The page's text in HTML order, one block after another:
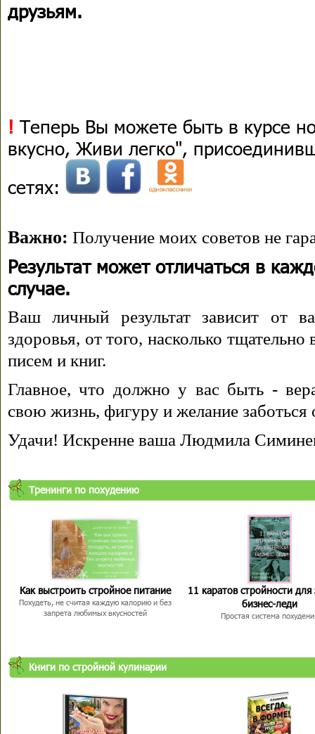
друзьям.
! Теперь Вы можете быть в курсе
вкусно, Живи легко",
сетях:
Важно: Получение моих советов не
Результат может отличаться в
случае.
Ваш личный результат зависит от
здоровья, от того, насколько
писем и книг.
Главное, что должно у вас быть -
свою жизнь, фигуру и желание заботься
Удачи! Искренне ваша Людмила
Тренинги по похудению
Как выстроить стройное питание
Похудеть, не считая каждую калорию и без
запрета любимых вкусностей
11 каратов стройности для
бизнес-леди
Простая система
Книги по стройной кулинарии